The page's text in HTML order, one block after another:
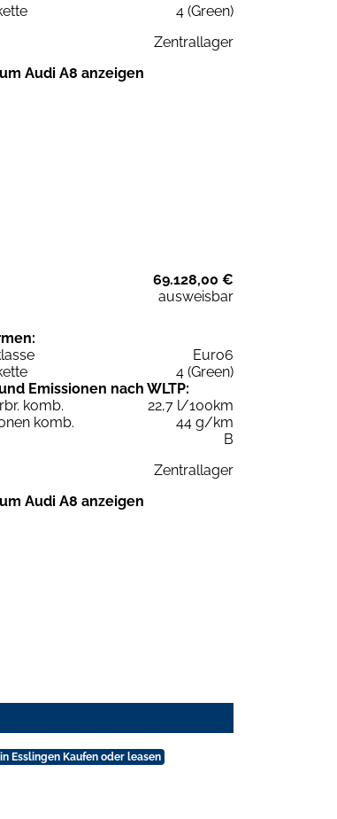
4 (Green)
Zentrallager
Audi A8 anzeigen
69.128,00 €
ausweisbar
Euro6
4 (Green)
Emissionen nach WLTP:
komb.
22,7 l/100km
komb.
44 g/km
B
Zentrallager
Audi A8 anzeigen
Esslingen Kaufen oder leasen